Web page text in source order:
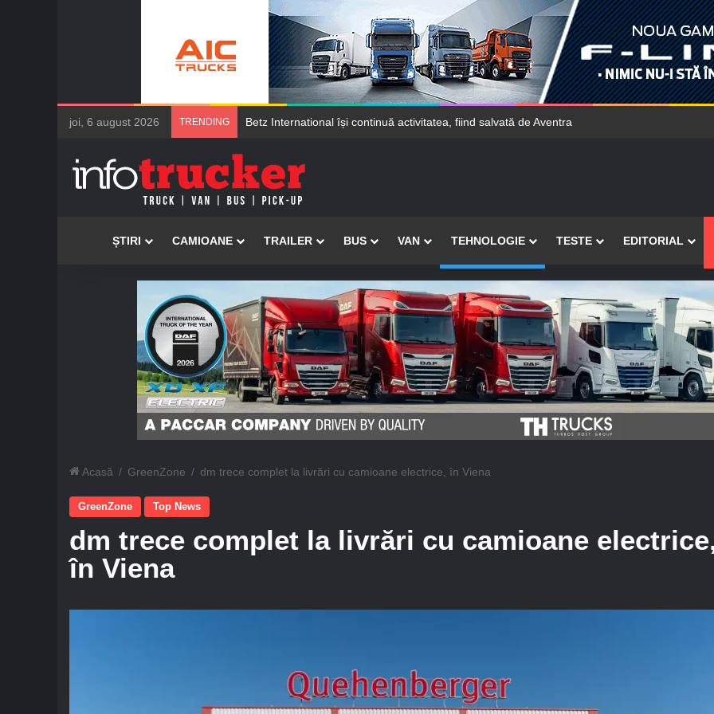
joi, 6 august 2026 TRENDING Șoferii de camioane Mercedes-Benz vor găsi mai ușor locuri de parcare
AcasăȘTIRI CAMIOANE TRAILER BUS VAN TEHNOLOGIE TESTE EDITORIAL
Acasă / GreenZone / dm trece complet la livrări cu camioane electrice, în Viena
GreenZone Top News
dm trece complet la livrări cu camioane
în Viena